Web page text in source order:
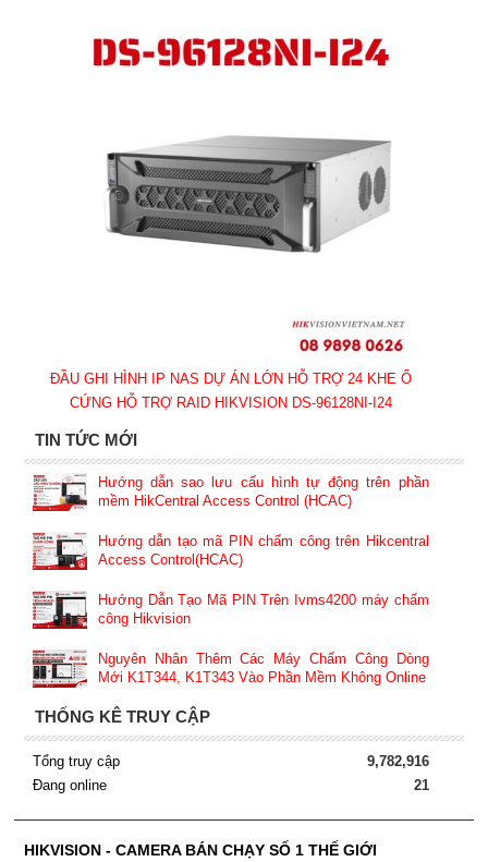
ĐẦU GHI HÌNH IP NAS DỰ ÁN LỚN HỖ TRỢ 24 KHE Ổ
CỨNG HỖ TRỢ RAID HIKVISION DS-96128NI-I24
TIN TỨC MỚI
Hướng dẫn sao lưu cấu hình tự động trên phần
mềm HikCentral Access Control (HCAC)
Hướng dẫn tạo mã PIN chấm công trên Hikcentral
Access Control(HCAC)
Hướng Dẫn Tạo Mã PIN Trên Ivms4200 máy chấm
công Hikvision
Nguyên Nhân Thêm Các Máy Chấm Công Dòng
Mới K1T344, K1T343 Vào Phần Mềm Không Online
THỐNG KÊ TRUY CẬP
Tổng truy cập
9,782,916
Đang online
21
HIKVISION - CAMERA BÁN CHẠY SỐ 1 THẾ GIỚI